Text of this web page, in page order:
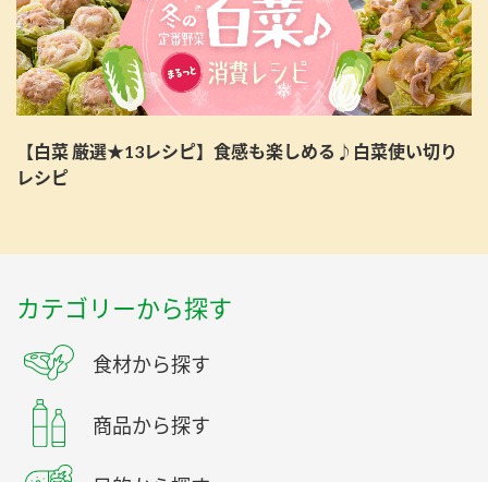
【白菜 厳選★13レシピ】食感も楽しめる♪白菜使い切り
レシピ
カテゴリーから探す
食材から探す
商品から探す